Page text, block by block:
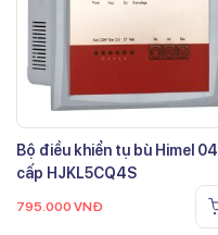
Bộ điều khiển tụ bù Himel 04
cấp HJKL5CQ4S
795.000 VNĐ